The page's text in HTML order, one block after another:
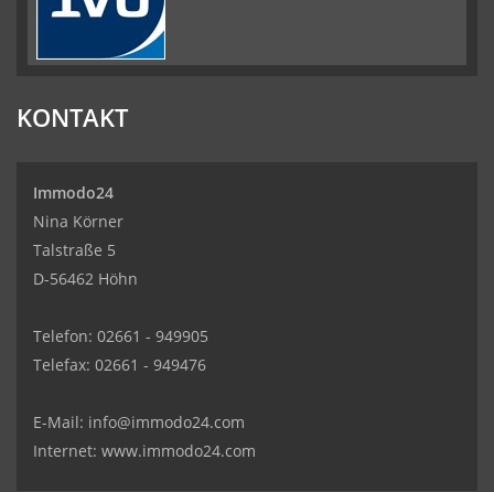
KONTAKT
Immodo24
Nina Körner
Talstraße 5
D-56462 Höhn
Telefon: 02661 - 949905
Telefax: 02661 - 949476
E-Mail: info@immodo24.com
Internet: www.immodo24.com